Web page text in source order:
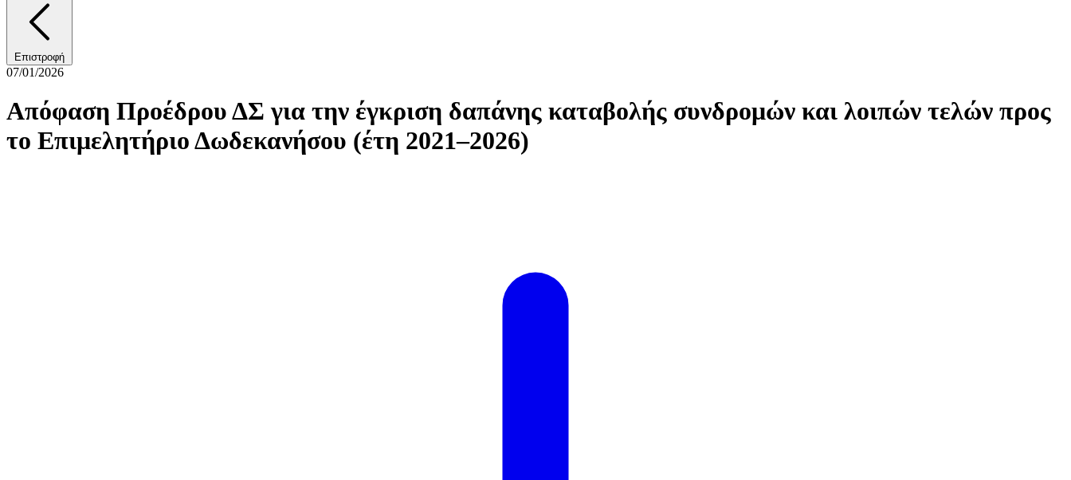
Επιστροφή
07/01/2026
Απόφαση Προέδρου ΔΣ για την έγκριση δαπάνης καταβολής συνδρομών και λοιπών τελών προς
το Επιμελητήριο Δωδεκανήσου (έτη 2021–2026)